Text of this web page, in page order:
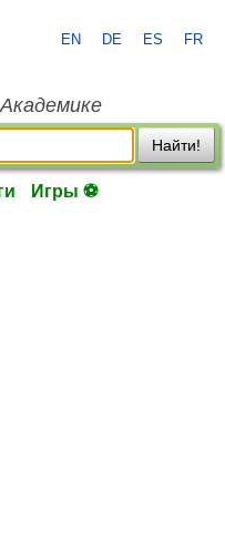
EN DE ES FR
Найти!
Игры ⚽